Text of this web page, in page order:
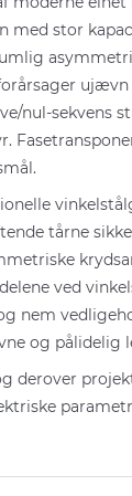
med stor
ujævn
nul-sekvens
tårne
ved
nem
og pålidelig
derover